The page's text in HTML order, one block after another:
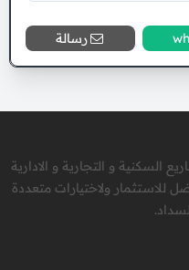
رسالة
السكنية و التجارية و الادارية
للاستثمار ولاختيارات متعددة